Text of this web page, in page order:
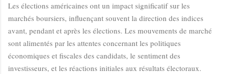
Les élections américaines ont un impact significatif sur les
marchés boursiers, influençant souvent la direction des indices
avant, pendant et après les élections. Les mouvements de marché
sont alimentés par les attentes concernant les politiques
économiques et fiscales des candidats, le sentiment des
investisseurs, et les réactions initiales aux résultats électoraux.